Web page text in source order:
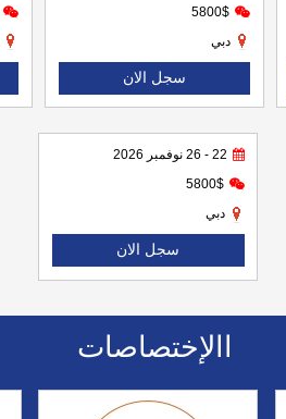
5800$
دبي
سجل الان
22 - 26 نوفمبر 2026
5800$
دبي
سجل الان
االإختصاصات